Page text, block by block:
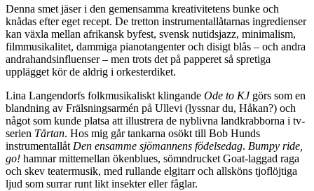
Denna smet jäser i den gemensamma kreativitetens bunke och
knådas efter eget recept. De tretton instrumentallåtarnas ingredienser
kan växla mellan afrikansk byfest, svensk nutidsjazz, minimalism,
filmmusikalitet, dammiga pianotangenter och disigt blås – och andra
andrahandsinfluenser – men trots det på papperet så spretiga
upplägget kör de aldrig i orkesterdiket.
Lina Langendorfs folkmusikaliskt klingande Ode to KJgörs som en
blandning av Frälsningsarmén på Ullevi (lyssnar du, Håkan?) och
något som kunde platsa att illustrera de nyblivna landkrabborna i tv-
serien Tårtan. Hos mig går tankarna osökt till Bob Hunds
instrumentallåt Den ensamme sjömannens födelsedag. Bumpy ride,
go! hamnar mittemellan ökenblues, sömndrucket Goat-laggad raga
och skev teatermusik, med rullande elgitarr och allsköns tjoflöjtiga
ljud som surrar runt likt insekter eller fåglar.